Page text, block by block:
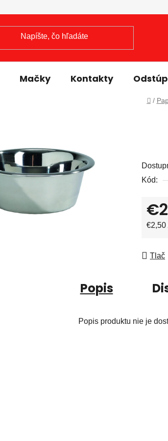
na
obsah
Mačky Kontakty
/
Kód:
€2,50
Tlač
Popis
Popis produktu nie je